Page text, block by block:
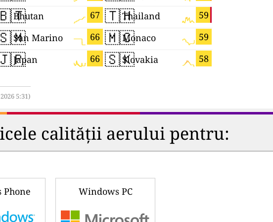
67
Bhutan
66
San Marino
66
Japan
🇹🇭 59
Thailand
🇲🇨 59
Monaco
🇸🇰 58
Slovakia
5:31)
calității aerului pentru:
Windows PC